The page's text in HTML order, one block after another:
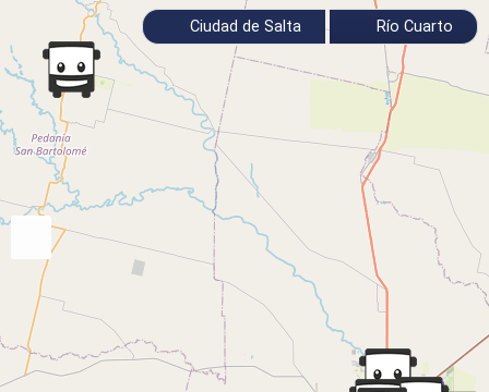
Ciudad de Salta Río Cuarto